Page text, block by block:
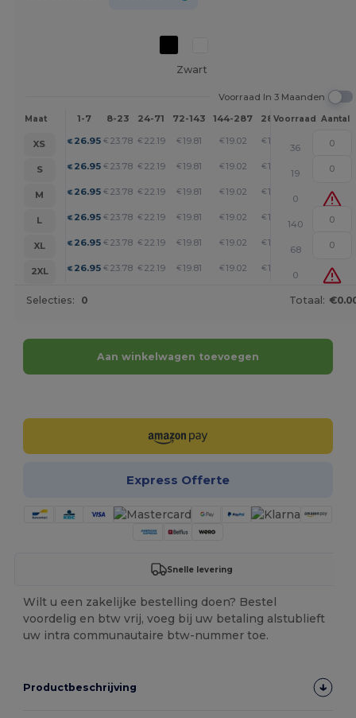
Zwart
Voorraad In 3 Maanden
Maat 1-7 8-23 24-71 72-143 144-287 288 + Meer
Voorraad Aantal
XS €26.95 € 23.78 € 22.19 € 19.81 € 19.02 €18.23
36
S
€26.95 € 23.78 € 22.19 € 19.81 € 19.02 €18.23
19
M
€26.95 € 23.78 € 22.19 € 19.81 € 19.02 €18.23
0
L
€26.95 € 23.78 € 22.19 € 19.81 € 19.02 €18.23
140
XL
€26.95 € 23.78 € 22.19 € 19.81 € 19.02 €18.23
68
2XL
€26.95 € 23.78 € 22.19 € 19.81 € 19.02 €18.23
0
Selecties: 0 Totaal:
Aan winkelwagen toevoegen
Express Offerte
Snelle levering
Wilt u een zakelijke bestelling doen? Bestel
voordelig en btw vrij, voeg bij uw betaling alstublieft
uw intra communautaire btw-nummer toe.
Productbeschrijving